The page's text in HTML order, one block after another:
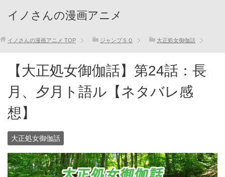
イノさんの漫画アニメ
イノさんの漫画アニメ TOP ジャンプＳＱ 大正処女御伽話
【大正処女御伽話】第24話：長
月、夕月ト語ル【ネタバレ感
想】
大正処女御伽話